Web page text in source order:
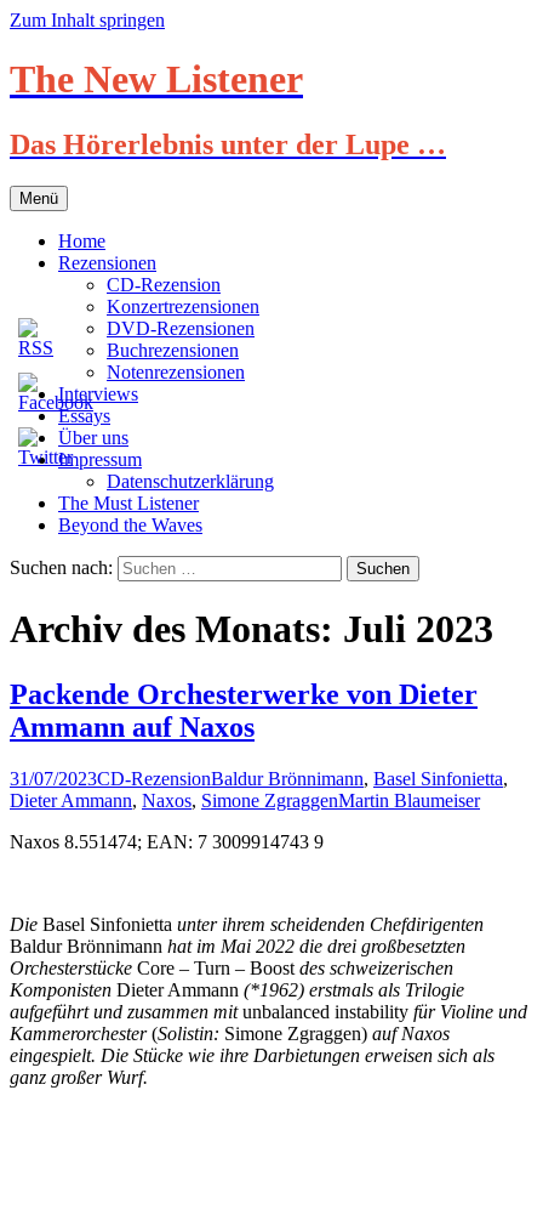
Zum Inhalt springen
The New Listener
Das Hörerlebnis unter der Lupe …
Menü
Home
Rezensionen
CD-Rezension
Konzertrezensionen
DVD-Rezensionen
Buchrezensionen
Notenrezensionen
Interviews
Essays
Über uns
Impressum
Datenschutzerklärung
The Must Listener
Beyond the Waves
Suchen nach:
Archiv des Monats: Juli 2023
Packende Orchesterwerke von Dieter
Ammann auf Naxos
31/07/2023CD-RezensionBaldur Brönnimann, Basel Sinfonietta,
Dieter Ammann, Naxos, Simone ZgraggenMartin Blaumeiser
Naxos 8.551474; EAN: 7 3009914743 9
Die Basel Sinfonietta unter ihrem scheidenden Chefdirigenten
Baldur Brönnimann hat im Mai 2022 die drei großbesetzten
Orchesterstücke Core – Turn – Boost des schweizerischen
Komponisten Dieter Ammann (*1962) erstmals als Trilogie
aufgeführt und zusammen mitunbalanced instability für Violine und
Kammerorchester(Solistin: Simone Zgraggen) auf Naxos
eingespielt. Die Stücke wie ihre Darbietungen erweisen sich als
ganz großer Wurf.